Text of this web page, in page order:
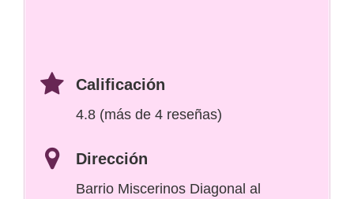
Calificación
4.8 (más de 4 reseñas)
Dirección
Barrio Miscerinos Diagonal al